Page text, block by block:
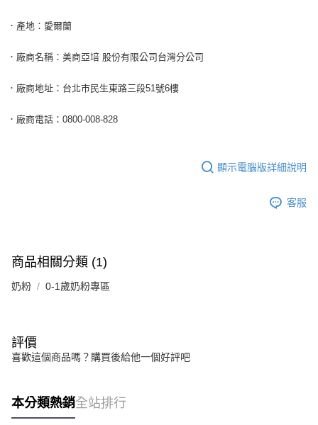
．產地：愛爾蘭
．廠商名稱：美商亞培 股份有限公司台灣分公司
．廠商地址：台北市民生東路三段51號6樓
．廠商電話：0800-008-828
顯示電腦版詳細說明
客服
商品相關分類 (1)
奶粉 0-1歲奶粉專區
評價
喜歡這個商品嗎？購買後給他一個好評吧
本分類熱銷全站排行